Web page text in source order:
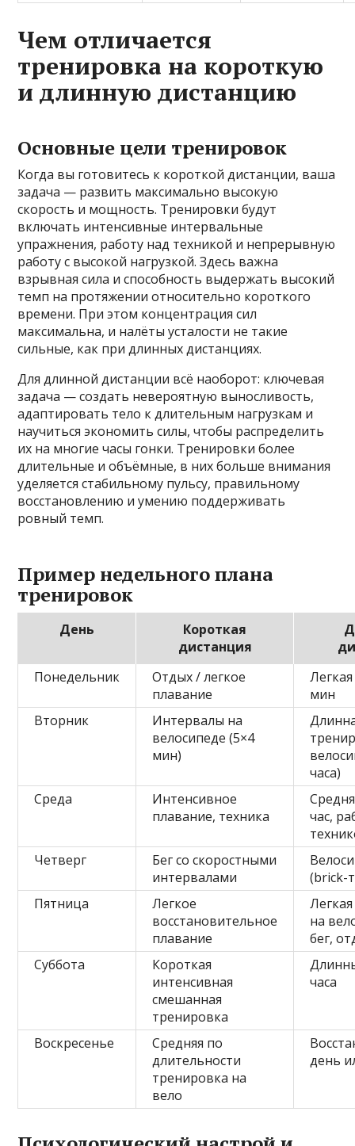
Чем отличается
тренировка на короткую
и длинную дистанцию
Основные цели тренировок
Когда вы готовитесь к короткой дистанции, ваша
задача — развить максимально высокую
скорость и мощность. Тренировки будут
включать интенсивные интервальные
упражнения, работу над техникой и непрерывную
работу с высокой нагрузкой. Здесь важна
взрывная сила и способность выдержать высокий
темп на протяжении относительно короткого
времени. При этом концентрация сил
максимальна, и налёты усталости не такие
сильные, как при длинных дистанциях.
Для длинной дистанции всё наоборот: ключевая
задача — создать невероятную выносливость,
адаптировать тело к длительным нагрузкам и
научиться экономить силы, чтобы распределить
их на многие часы гонки. Тренировки более
длительные и объёмные, в них больше внимания
уделяется стабильному пульсу, правильному
восстановлению и умению поддерживать
ровный темп.
Пример недельного плана
тренировок
День
Короткая
дистанция
Понедельник
Отдых / легкое
плавание
мин
Вторник
Интервалы на
велосипеде (5×4
мин)
часа)
Среда
Интенсивное
плавание, техника
час,
Четверг
Бег со скоростными
интервалами
(brick-
Пятница
Легкое
восстановительное
плавание
на
бег,
Суббота
Короткая
интенсивная
смешанная
тренировка
часа
Воскресенье
Средняя по
длительности
тренировка на
вело
день